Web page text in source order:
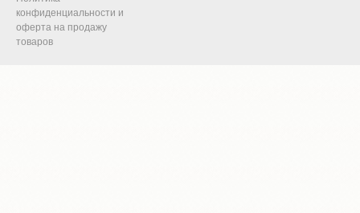
конфиденциальности и
оферта на продажу
товаров